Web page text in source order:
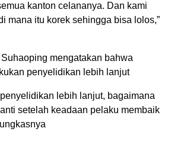
kanton celananya. Dan kami
mana itu korek sehingga bisa lolos,”
mengatakan bahwa
penyelidikan lebih lanjut
lebih lanjut, bagaimana
setelah keadaan pelaku membaik